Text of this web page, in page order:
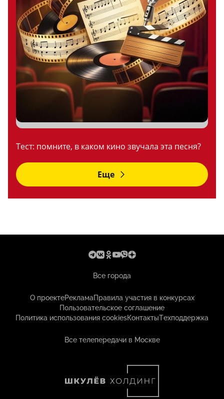
Тест: помните, в каком кино звучала эта песня?
Еще
Все города
О проектеРекламаПравила участия в конкурсах
Пользовательское соглашение
Политика использования cookiesКонтактыТехподдержка
Все телепередачи в Москве